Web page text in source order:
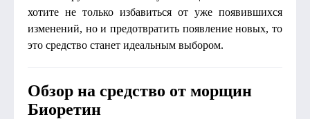
хотите не только избавиться от уже появившихся
изменений, но и предотвратить появление новых, то
это средство станет идеальным выбором.
Обзор на средство от морщин
Биоретин